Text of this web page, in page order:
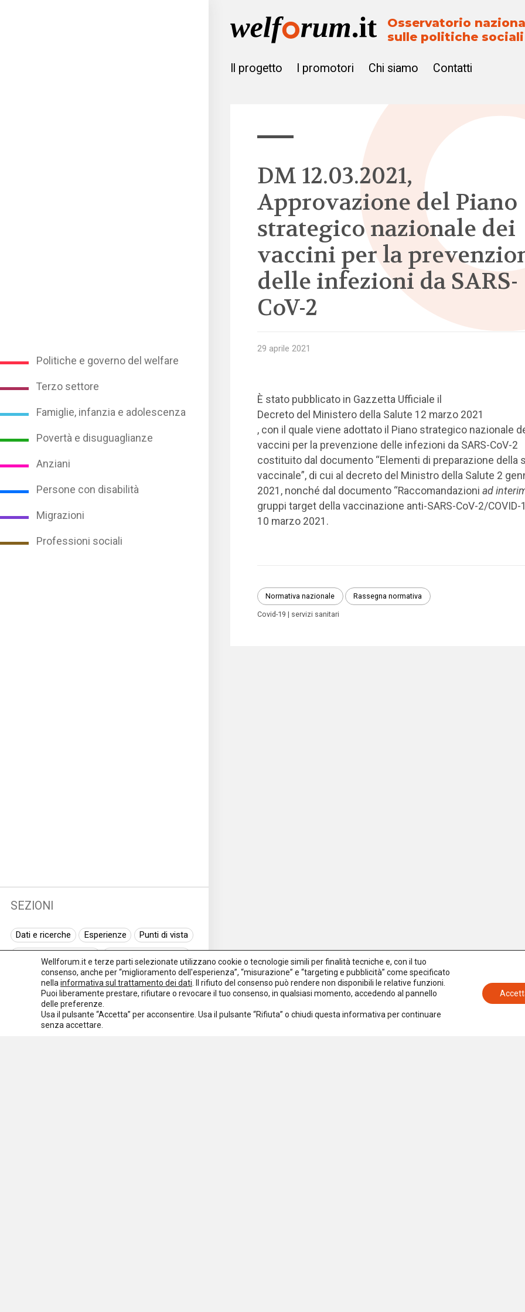
Politiche e governo del welfare
Terzo settore
Famiglie, infanzia e adolescenza
Povertà e disuguaglianze
Anziani
Persone con disabilità
Migrazioni
Professioni sociali
SEZIONI
Dati e ricerche Esperienze
Punti di vista
Normativa europea
Rassegna normativa
I seminari di Welforum
Eventi
Spazio ai promotori
Osservatorio
sulle politiche sociali
Il progetto I promotori Chi siamo Contatti
DM 12.03.2021,
Approvazione del Piano
strategico nazionale dei
vaccini per la
delle infezioni da SARS-
CoV-2
29 aprile 2021
È stato pubblicato in Gazzetta Ufficiale il
Decreto del Ministero della Salute 12 marzo 2021
, con il quale viene adottato il Piano strategico nazionale
vaccini per la prevenzione delle infezioni da SARS-CoV-2
costituito dal documento “Elementi di preparazione della
vaccinale”, di cui al decreto del Ministro della Salute 2
2021, nonché dal documento “Raccomandazioni ad
gruppi target della vaccinazione anti-SARS-CoV-2/COVID-
10 marzo 2021.
Normativa nazionale Rassegna normativa
Covid-19 servizi sanitari
Wellforum.it e terze parti selezionate utilizzano cookie o tecnologie simili per finalità tecniche e, con il tuo
consenso, anche per “miglioramento dell'esperienza”, “misurazione” e “targeting e pubblicità” come specificato
nella informativa sul trattamento dei dati . Il rifiuto del consenso può rendere non disponibili le relative funzioni.
Puoi liberamente prestare, rifiutare o revocare il tuo consenso, in qualsiasi momento, accedendo al pannello
delle preferenze.
Usa il pulsante “Accetta” per acconsentire. Usa il pulsante “Rifiuta” o chiudi questa informativa per continuare
senza accettare.